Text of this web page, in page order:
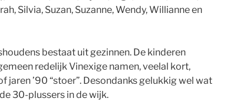
Silvia, Suzan, Suzanne, Wendy, Willianne en
bestaat uit gezinnen. De kinderen
redelijk Vinexige namen, veelal kort,
jaren ’90 “stoer”. Desondanks gelukkig wel wat
30-plussers in de wijk.